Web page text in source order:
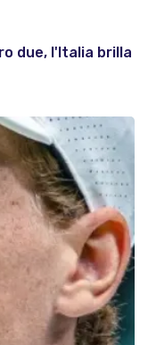
due, l'Italia brilla